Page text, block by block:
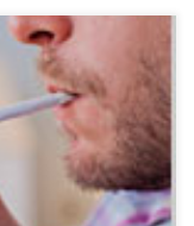
wpływa na
jak donosi
Badacze z
w Nowym Jorku
ją z placebo